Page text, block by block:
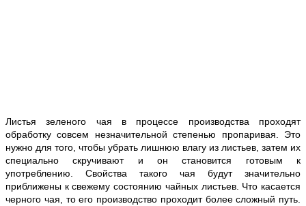
Листья зеленого чая в процессе производства проходят
обработку совсем незначительной степенью пропаривая. Это
нужно для того, чтобы убрать лишнюю влагу из листьев, затем их
специально скручивают и он становится готовым к
употреблению. Свойства такого чая будут значительно
приближены к свежему состоянию чайных листьев. Что касается
черного чая, то его производство проходит более сложный путь.